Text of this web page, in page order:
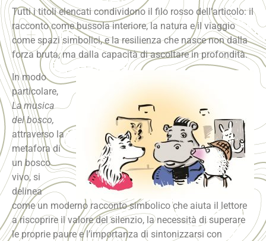
Tutti i titoli elencati condividono il filo rosso dell’articolo: il
racconto come bussola interiore, la natura e il viaggio
come spazi simbolici, e la resilienza che nasce non dalla
forza bruta, ma dalla capacità di ascoltare in profondità.
In modo
particolare,
La musica
del bosco,
attraverso la
metafora di
un bosco
vivo, si
delinea
come un moderno racconto simbolico che aiuta il lettore
a riscoprire il valore del silenzio, la necessità di superare
le proprie paure e l’importanza di sintonizzarsi con